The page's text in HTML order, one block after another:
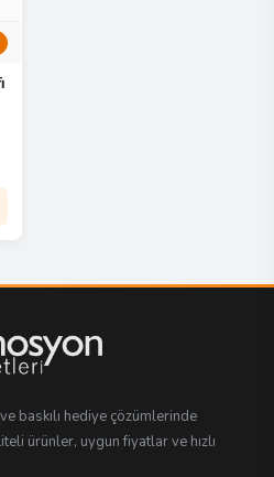
baskılı hediye çözümlerinde
ürünler, uygun fiyatlar ve hızlı